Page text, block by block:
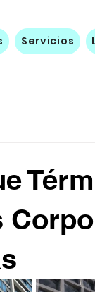
Servicios